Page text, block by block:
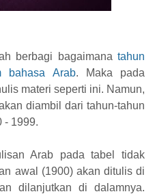
berbagi bagaimana tahun
bahasa Arab. Maka pada
materi seperti ini. Namun,
diambil dari tahun-tahun
- 1999.
Arab pada tabel tidak
awal (1900) akan ditulis di
dilanjutkan di dalamnya.